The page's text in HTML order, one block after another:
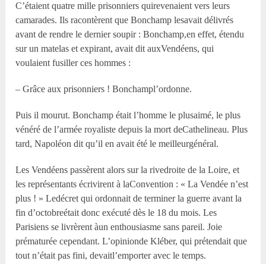
C’étaient quatre mille prisonniers quirevenaient vers leurs
camarades. Ils racontèrent que Bonchamp lesavait délivrés
avant de rendre le dernier soupir : Bonchamp,en effet, étendu
sur un matelas et expirant, avait dit auxVendéens, qui
voulaient fusiller ces hommes :
– Grâce aux prisonniers ! Bonchampl’ordonne.
Puis il mourut. Bonchamp était l’homme le plusaimé, le plus
vénéré de l’armée royaliste depuis la mort deCathelineau. Plus
tard, Napoléon dit qu’il en avait été le meilleurgénéral.
Les Vendéens passèrent alors sur la rivedroite de la Loire, et
les représentants écrivirent à laConvention : « La Vendée n’est
plus ! » Ledécret qui ordonnait de terminer la guerre avant la
fin d’octobreétait donc exécuté dès le 18 du mois. Les
Parisiens se livrèrent àun enthousiasme sans pareil. Joie
prématurée cependant. L’opinionde Kléber, qui prétendait que
tout n’était pas fini, devaitl’emporter avec le temps.